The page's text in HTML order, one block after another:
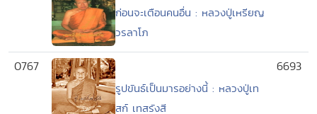
ก่อนจะเตือนคนอื่น : หลวงปู่เหรียญ
วรลาโภ
0767
รูปขันธ์เป็นมารอย่างนี้ : หลวงปู่เท
สก์ เทสรังสี
6693